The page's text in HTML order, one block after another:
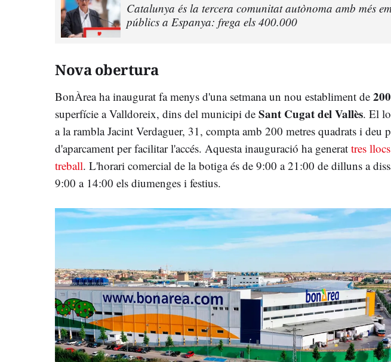
Catalunya és la tercera comunitat autònoma amb més
públics a Espanya: frega els 400.000
Nova obertura
BonÀrea ha inaugurat fa menys d'una setmana un nou establiment de
superfície a Valldoreix, dins del municipi de Sant Cugat del Vallès. El
a la rambla Jacint Verdaguer, 31, compta amb 200 metres quadrats i deu
d'aparcament per facilitar l'accés. Aquesta inauguració ha generat tres
treball. L'horari comercial de la botiga és de 9:00 a 21:00 de dilluns a
9:00 a 14:00 els diumenges i festius.